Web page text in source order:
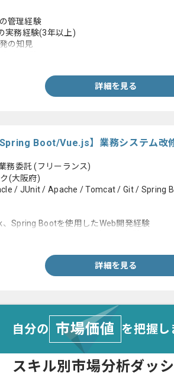
管理経験
実務経験(3年以上)
の知見
詳細を見る
Boot/Vue.js】業務システム改
務委託(フリーランス)
(大阪府)
/ JUnit / Apache / Tomcat / Git / Spring
、Spring Bootを使用したWeb開発経験
詳細を見る
自分の 市場価値 を把握
スキル別市場分析ダッ